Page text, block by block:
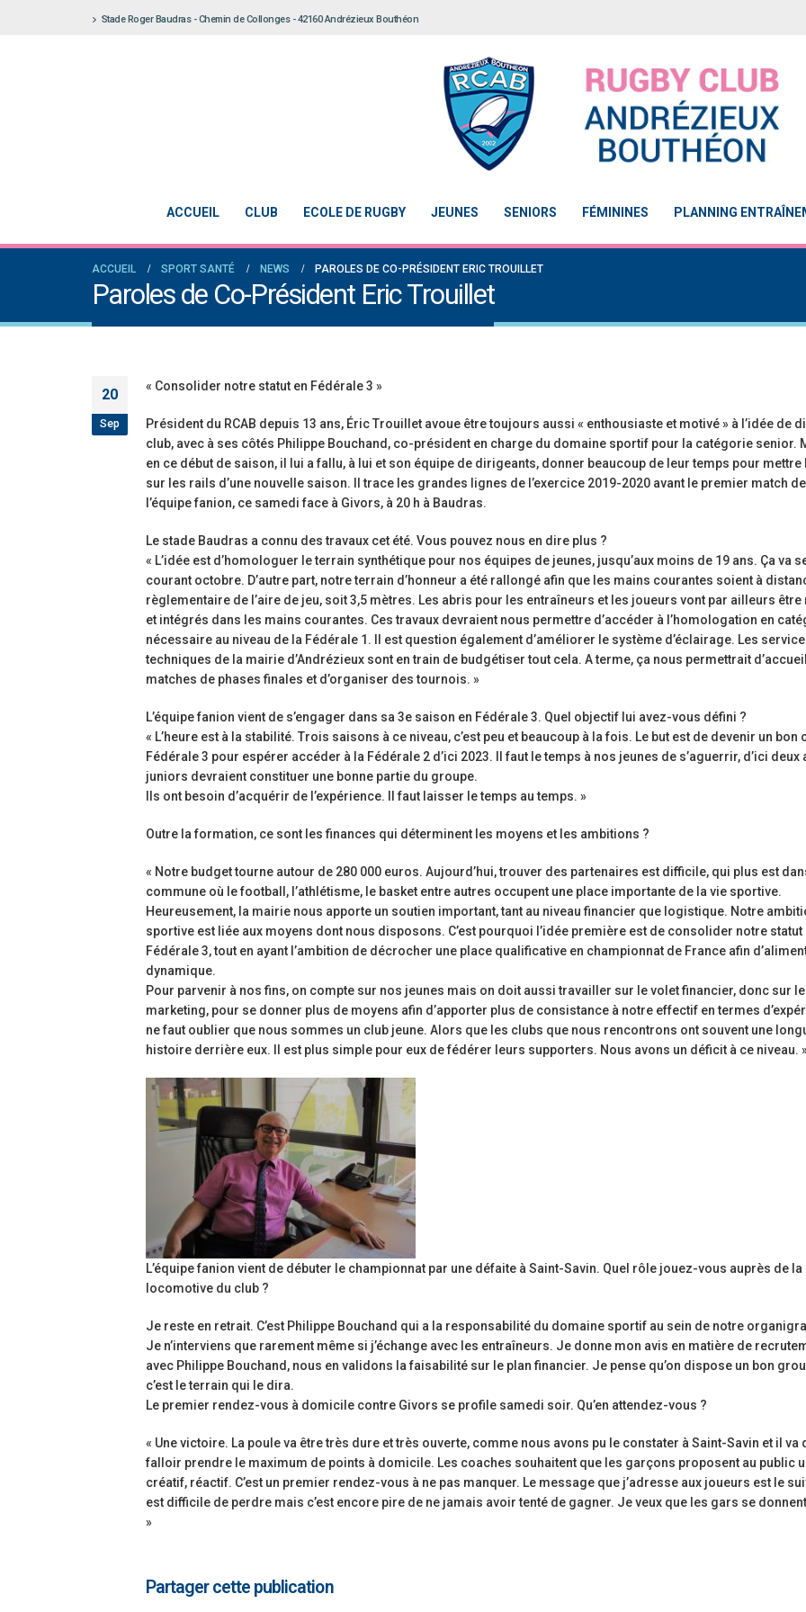
Stade Roger Baudras - Chemin de Collonges - 42160 Andrézieux Bouthéon
ACCUEIL CLUB ECOLE DE RUGBY JEUNES SENIORS FÉMININES PLANNING
ACCUEIL SPORT SANTÉ NEWS PAROLES DE CO-PRÉSIDENT ERIC TROUILLET
Paroles de Co-Président Eric Trouillet
20
Sep
« Consolider notre statut en Fédérale 3 »
Président du RCAB depuis 13 ans, Éric Trouillet avoue être toujours aussi « enthousiaste et motivé » à l’idée de
club, avec à ses côtés Philippe Bouchand, co-président en charge du domaine sportif pour la catégorie senior.
en ce début de saison, il lui a fallu, à lui et son équipe de dirigeants, donner beaucoup de leur temps pour mettre
sur les rails d’une nouvelle saison. Il trace les grandes lignes de l’exercice 2019-2020 avant le premier match de
l’équipe fanion, ce samedi face à Givors, à 20 h à Baudras.
Le stade Baudras a connu des travaux cet été. Vous pouvez nous en dire plus ?
« L’idée est d’homologuer le terrain synthétique pour nos équipes de jeunes, jusqu’aux moins de 19 ans. Ça va
courant octobre. D’autre part, notre terrain d’honneur a été rallongé afin que les mains courantes soient à
règlementaire de l’aire de jeu, soit 3,5 mètres. Les abris pour les entraîneurs et les joueurs vont par ailleurs être
et intégrés dans les mains courantes. Ces travaux devraient nous permettre d’accéder à l’homologation en
nécessaire au niveau de la Fédérale 1. Il est question également d’améliorer le système d’éclairage. Les
techniques de la mairie d’Andrézieux sont en train de budgétiser tout cela. A terme, ça nous permettrait
matches de phases finales et d’organiser des tournois. »
L’équipe fanion vient de s’engager dans sa 3e saison en Fédérale 3. Quel objectif lui avez-vous défini ?
« L’heure est à la stabilité. Trois saisons à ce niveau, c’est peu et beaucoup à la fois. Le but est de devenir un bon
Fédérale 3 pour espérer accéder à la Fédérale 2 d’ici 2023. Il faut le temps à nos jeunes de s’aguerrir, d’ici deux
juniors devraient constituer une bonne partie du groupe.
Ils ont besoin d’acquérir de l’expérience. Il faut laisser le temps au temps. »
Outre la formation, ce sont les finances qui déterminent les moyens et les ambitions ?
« Notre budget tourne autour de 280 000 euros. Aujourd’hui, trouver des partenaires est difficile, qui plus est
commune où le football, l’athlétisme, le basket entre autres occupent une place importante de la vie sportive.
Heureusement, la mairie nous apporte un soutien important, tant au niveau financier que logistique. Notre
sportive est liée aux moyens dont nous disposons. C’est pourquoi l’idée première est de consolider notre statut
Fédérale 3, tout en ayant l’ambition de décrocher une place qualificative en championnat de France afin
dynamique.
Pour parvenir à nos fins, on compte sur nos jeunes mais on doit aussi travailler sur le volet financier, donc sur le
marketing, pour se donner plus de moyens afin d’apporter plus de consistance à notre effectif en termes
ne faut oublier que nous sommes un club jeune. Alors que les clubs que nous rencontrons ont souvent une
histoire derrière eux. Il est plus simple pour eux de fédérer leurs supporters. Nous avons un déficit à ce niveau.
L’équipe fanion vient de débuter le championnat par une défaite à Saint-Savin. Quel rôle jouez-vous auprès de la
locomotive du club ?
Je reste en retrait. C’est Philippe Bouchand qui a la responsabilité du domaine sportif au sein de notre
Je n’interviens que rarement même si j’échange avec les entraîneurs. Je donne mon avis en matière de
avec Philippe Bouchand, nous en validons la faisabilité sur le plan financier. Je pense qu’on dispose un bon
c’est le terrain qui le dira.
Le premier rendez-vous à domicile contre Givors se profile samedi soir. Qu’en attendez-vous ?
« Une victoire. La poule va être très dure et très ouverte, comme nous avons pu le constater à Saint-Savin et il va
falloir prendre le maximum de points à domicile. Les coaches souhaitent que les garçons proposent au public
créatif, réactif. C’est un premier rendez-vous à ne pas manquer. Le message que j’adresse aux joueurs est le
est difficile de perdre mais c’est encore pire de ne jamais avoir tenté de gagner. Je veux que les gars se
»
Partager cette publication
18 juillet 2026
Les adversaires en Fédérale 2 et Fédérale B: de
vieilles connaissances et un nouveau venu
6 juillet 2026
Groupe senior: tout un programme de
préparation pour être prêt le 13 septembre!
18 juin 2026
champions!
1 juin 2026
Bilan des seniors garçons par Philippe
Buffevant dans Le Progrès
Fédérale 2 et Fédérale B: finir sur une bonne
note en priorité
25 avril 2026
Notre École De Rugby
18 juillet 2026
Les adversaires en
vieilles connaissances
Groupe senior: tout un
préparation pour être
18 juin 2026